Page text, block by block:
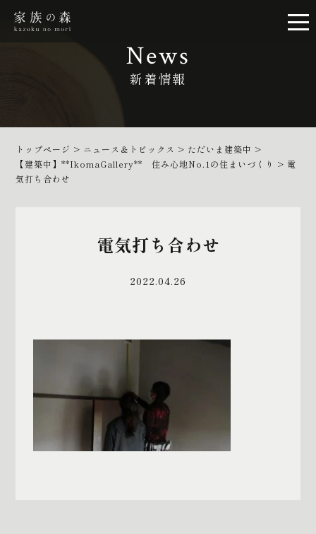
News
新着情報
トップページ > ニュース＆トピックス > ただいま建築中 >
【建築中】**IkomaGallery** 住み心地No.1の住まいづくり > 電
気打ち合わせ
電気打ち合わせ
2022.04.26